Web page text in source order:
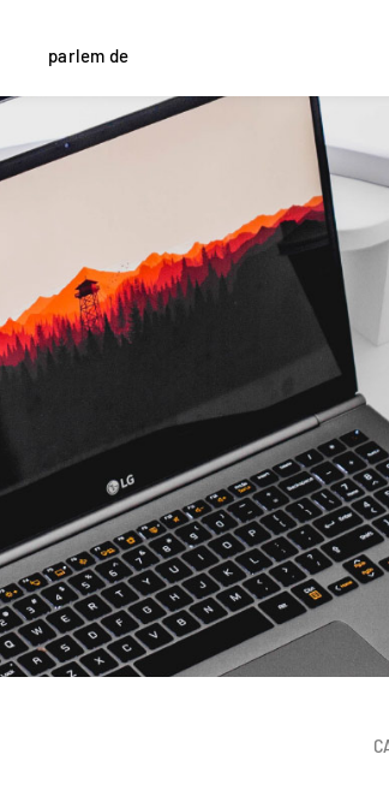
parlem de